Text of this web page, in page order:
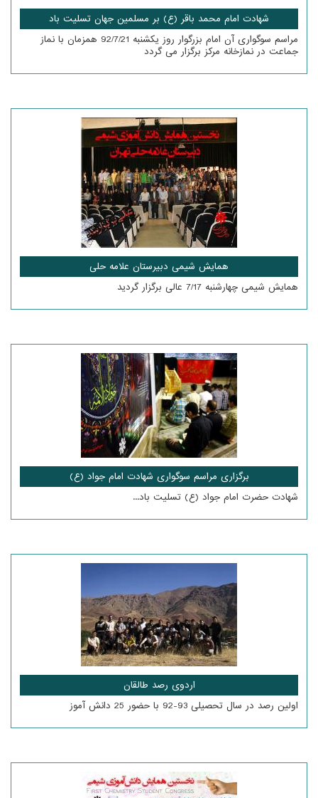
شهادت امام محمد باقر (ع) بر مسلمین جهان تسلیت باد
مراسم سوگواری آن امام بزرگوار روز یکشنبه 92/7/21 همزمان با نماز
جماعت در نمازخانه مرکز برگزار می گردد
همایش شیمی دبیرستان علامه حلی
همایش شیمی چهارشنبه 7/17 عالی برگزار گردید
برگزاری مراسم سوگواری شهادت امام جواد (ع)
شهادت حضرت امام جواد (ع) تسلیت باد...
اردوی رصد طالقان
اولین رصد در سال تحصیلی 93-92 با حضور 25 دانش آموز